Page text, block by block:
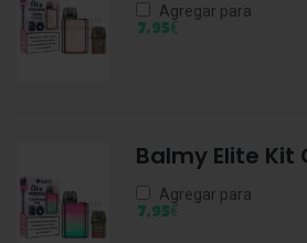
Agregar para
7,95€
Balmy Elite Kit
Agregar para
7,95€